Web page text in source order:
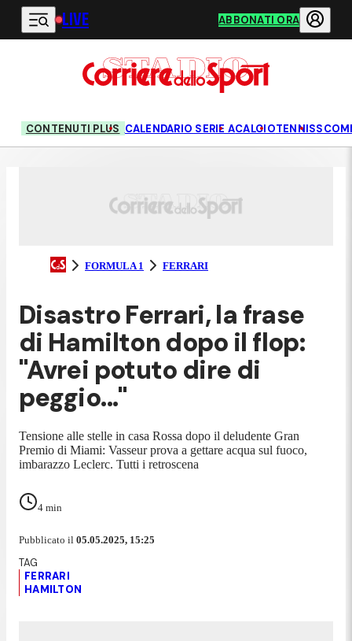
Vai al contenuto principale
LIVE ABBONATI ORA
CONTENUTI PLUS CALENDARIO SERIE ACALCIOTENNIS
FORMULA 1 FERRARI
Disastro Ferrari, la frase
di Hamilton dopo il flop:
"Avrei potuto dire di
peggio..."
Tensione alle stelle in casa Rossa dopo il deludente Gran
Premio di Miami: Vasseur prova a gettare acqua sul fuoco,
imbarazzo Leclerc. Tutti i retroscena
4 min
Pubblicato il 05.05.2025, 15:25
FERRARI
HAMILTON